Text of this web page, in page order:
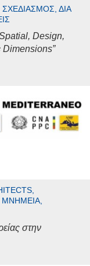
ΔΙΆ
Design,
ΜΝΗΜΕΊΑ,
στην